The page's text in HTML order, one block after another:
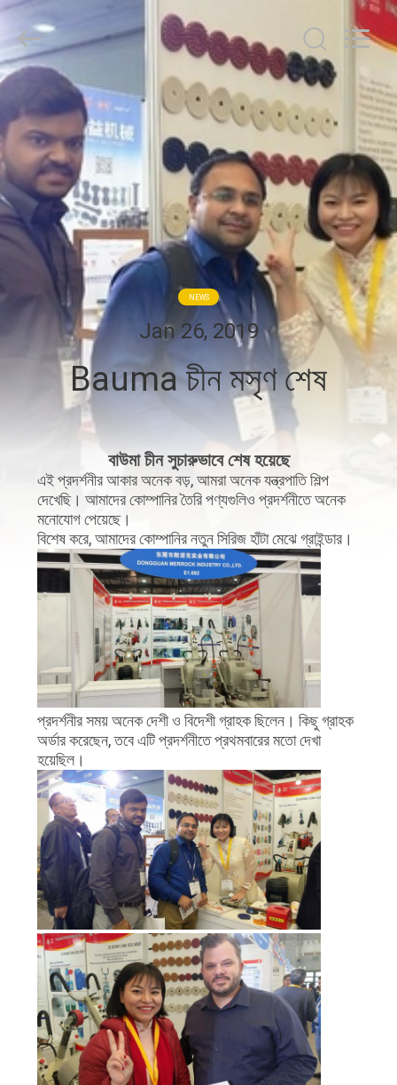
বাড়ি
পণ্য
আমাদের
সম্পর্কে
কারখানা
ভ্রমণ
নিয়ন্ত্রণ
যোগাযোগ
করুন
PRIVACY
POLICY
Dongguan
Industry
Co.,Ltd.
Rights
Reserved.
NEWS
Jan 26, 2019
Bauma চীন মসৃণ শেষ
বাউমা চীন সুচারুভাবে শেষ হয়েছে
এই প্রদর্শনীর আকার অনেক বড়, আমরা অনেক যন্ত্রপাতি শিল্প
দেখেছি। আমাদের কোম্পানির তৈরি পণ্যগুলিও প্রদর্শনীতে অনেক
মনোযোগ পেয়েছে।
বিশেষ করে, আমাদের কোম্পানির নতুন সিরিজ হাঁটা মেঝে গ্রাইন্ডার।
প্রদর্শনীর সময় অনেক দেশী ও বিদেশী গ্রাহক ছিলেন। কিছু গ্রাহক
অর্ডার করেছেন, তবে এটি প্রদর্শনীতে প্রথমবারের মতো দেখা
হয়েছিল।